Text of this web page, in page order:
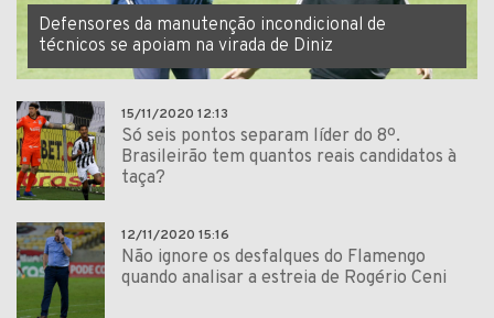
Defensores da manutenção incondicional de
técnicos se apoiam na virada de Diniz
15/11/2020 12:13
Só seis pontos separam líder do 8º.
Brasileirão tem quantos reais candidatos à
taça?
12/11/2020 15:16
Não ignore os desfalques do Flamengo
quando analisar a estreia de Rogério Ceni